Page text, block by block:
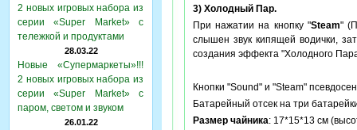
2 новых игровых набора из
серии «Super Market» с
тележкой и продуктами
28.03.22
Новые «Супермаркеты»!!!
2 новых игровых набора из
серии «Super Market» с
паром, светом и звуком
26.01.22
3) Холодный Пар.
При нажатии на кнопку "Steam"
слышен звук кипящей водички,
создания эффекта "Холодного
Кнопки "Sound" и "Steam"
Батарейный отсек на три
Размер чайника: 17*15*13 см